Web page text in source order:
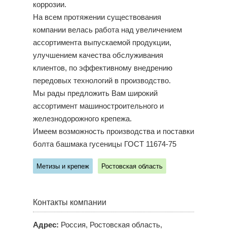
коррозии.
На всем протяжении существования
компании велась работа над увеличением
ассортимента выпускаемой продукции,
улучшением качества обслуживания
клиентов, по эффективному внедрению
передовых технологий в производство.
Мы рады предложить Вам широкий
ассортимент машиностроительного и
железнодорожного крепежа.
Имеем возможность производства и поставки
болта башмака гусеницы ГОСТ 11674-75
Метизы и крепеж Ростовская область
Контакты компании
Адрес: Россия, Ростовская область,